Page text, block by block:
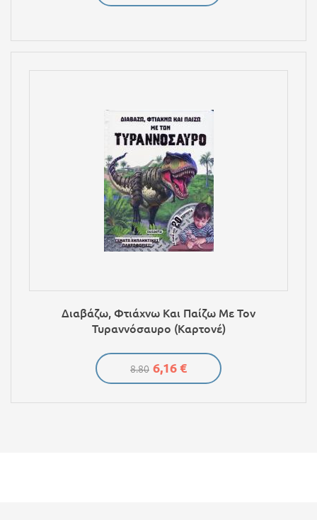
Διαβάζω, Φτιάχνω Και Παίζω Με Τον
Τυραννόσαυρο (Καρτονέ)
8.80 6,16 €